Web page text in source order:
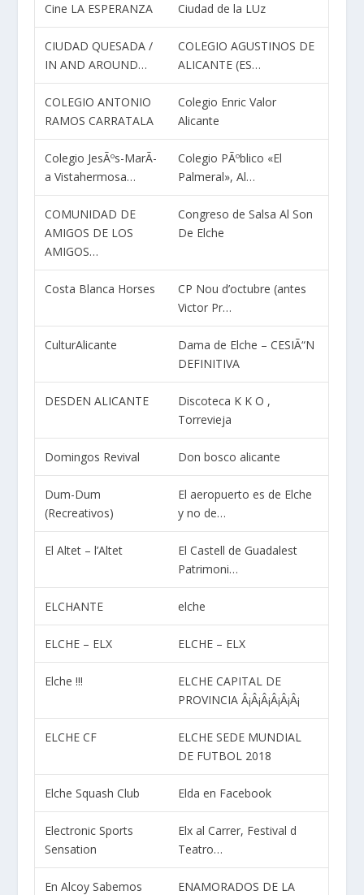
Cine LA ESPERANZA Ciudad de la LUz
CIUDAD QUESADA /
IN AND AROUND…
COLEGIO AGUSTINOS DE
ALICANTE (ES…
COLEGIO ANTONIO
RAMOS CARRATALA
Colegio Enric Valor
Alicante
Colegio JesÃºs-MarÃ­
a Vistahermosa…
Colegio PÃºblico «El
Palmeral», Al…
COMUNIDAD DE
AMIGOS DE LOS
AMIGOS…
Congreso de Salsa Al Son
De Elche
Costa Blanca Horses
CP Nou d’octubre (antes
Victor Pr…
CulturAlicante
Dama de Elche – CESIÃ“N
DEFINITIVA
DESDEN ALICANTE
Discoteca K K O ,
Torrevieja
Domingos Revival Don bosco alicante
Dum-Dum
(Recreativos)
El aeropuerto es de Elche
y no de…
El Altet – l’Altet
El Castell de Guadalest
Patrimoni…
ELCHANTE elche
ELCHE – ELX ELCHE – ELX
Elche !!!
ELCHE CAPITAL DE
PROVINCIA Â¡Â¡Â¡Â¡Â¡Â¡
ELCHE CF
ELCHE SEDE MUNDIAL
DE FUTBOL 2018
Elche Squash Club Elda en Facebook
Electronic Sports
Sensation
Elx al Carrer, Festival d
Teatro…
En Alcoy Sabemos
ENAMORADOS DE LA